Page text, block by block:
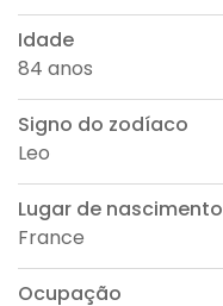
Idade
84 anos
Signo do zodíaco
Leo
Lugar de nascimento
France
Ocupação